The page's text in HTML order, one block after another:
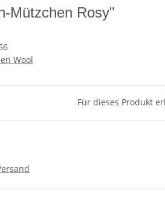
Mützchen Rosy"
Wool
Für dieses Produkt